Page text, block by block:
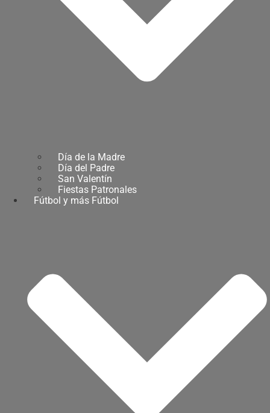
Día de la Madre
Día del Padre
San Valentín
Fiestas Patronales
Fútbol y más Fútbol